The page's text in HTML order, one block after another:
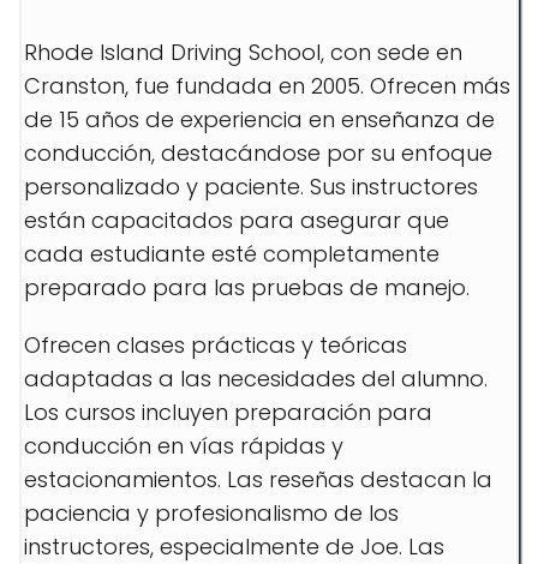
Rhode Island Driving School, con sede en
Cranston, fue fundada en 2005. Ofrecen más
de 15 años de experiencia en enseñanza de
conducción, destacándose por su enfoque
personalizado y paciente. Sus instructores
están capacitados para asegurar que
cada estudiante esté completamente
preparado para las pruebas de manejo.
Ofrecen clases prácticas y teóricas
adaptadas a las necesidades del alumno.
Los cursos incluyen preparación para
conducción en vías rápidas y
estacionamientos. Las reseñas destacan la
paciencia y profesionalismo de los
instructores, especialmente de Joe. Las